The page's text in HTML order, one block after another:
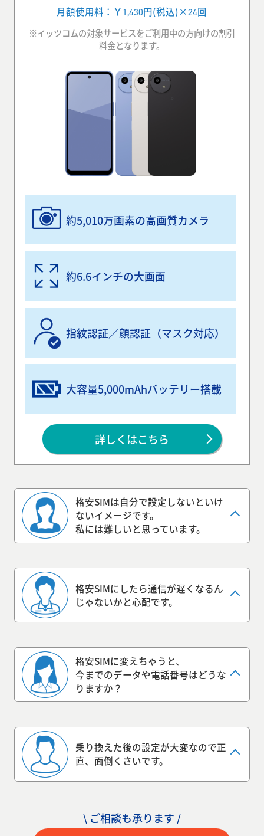
月額使用料：￥ 1,430円(税込)×24回
※イッツコムの対象サービスをご利用中の方向けの割引
料金となります。
約5,010万画素の高画質カメラ
約6.6インチの大画面
指紋認証／顔認証（マスク対応）
大容量5,000mAhバッテリー搭載
詳しくはこちら
格安SIMは自分で設定しないといけ
ないイメージです。
私には難しいと思っています。
②訪問・契約
ご利用開始！
格安SIMにしたら通信が遅くなるん
じゃないかと心配です。
格安SIMに変えちゃうと、
今までのデータや電話番号はどうな
りますか？
乗り換えた後の設定が大変なので正
直、 面倒くさいです。
\ ご相談も承ります /